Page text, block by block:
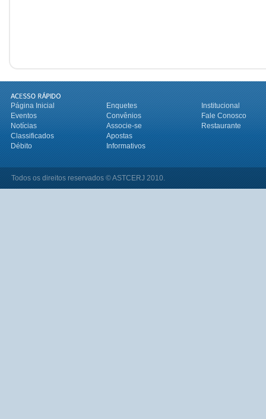
Página Inicial Enquetes
Institucional
Eventos
Convênios
Fale Conosco
Notícias
Associe-se
Restaurante
Classificados
Apostas
Débito
Informativos
Todos os direitos reservados © ASTCERJ 2010.